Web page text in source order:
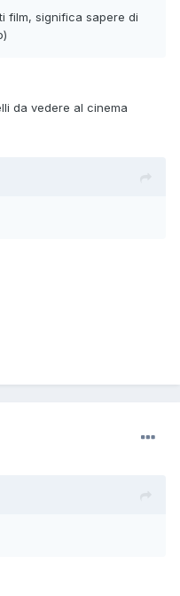
film, significa sapere di
da vedere al cinema